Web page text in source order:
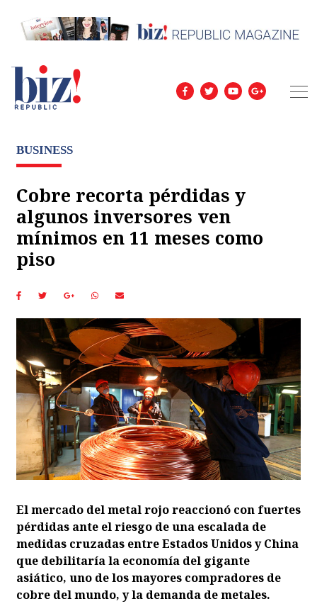
BUSINESS
Cobre recorta pérdidas y
algunos inversores ven
mínimos en 11 meses como
piso
El mercado del metal rojo reaccionó con fuertes
pérdidas ante el riesgo de una escalada de
medidas cruzadas entre Estados Unidos y China
que debilitaría la economía del gigante
asiático, uno de los mayores compradores de
cobre del mundo, y la demanda de metales.